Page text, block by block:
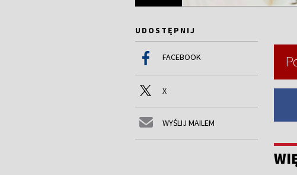
UDOSTĘPNIJ
FACEBOOK
X
WYŚLIJ MAILEM